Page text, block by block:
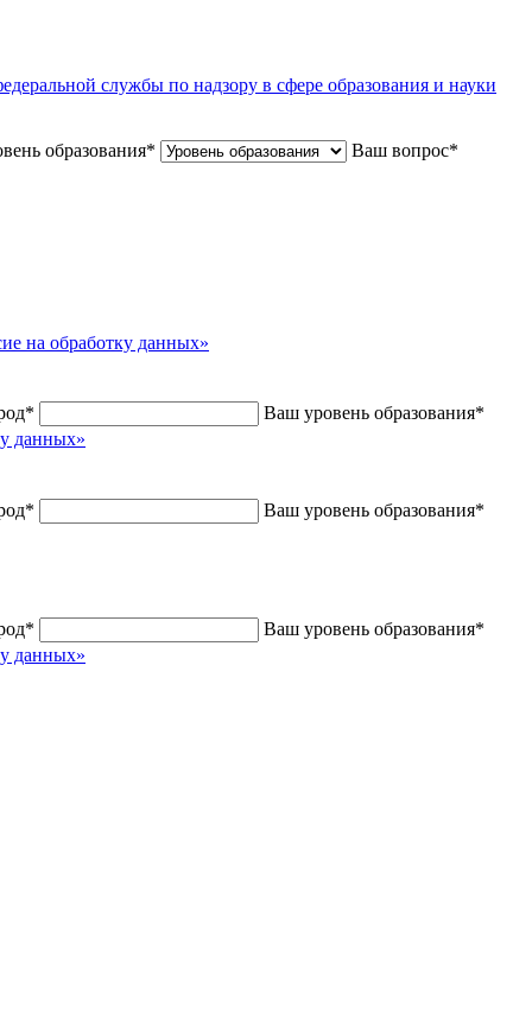
службы по надзору в сфере образования и науки
образования* Ваш вопрос*
на обработку данных»
* Ваш уровень образования*
данных»
* Ваш уровень образования*
* Ваш уровень образования*
данных»